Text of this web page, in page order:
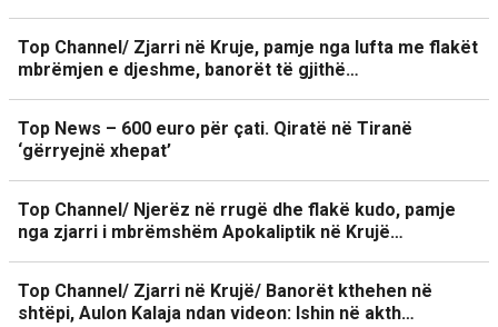
Top Channel/ Zjarri në Kruje, pamje nga lufta me flakët
mbrëmjen e djeshme, banorët të gjithë…
Top News – 600 euro për çati. Qiratë në Tiranë
‘gërryejnë xhepat’
Top Channel/ Njerëz në rrugë dhe flakë kudo, pamje
nga zjarri i mbrëmshëm Apokaliptik në Krujë…
Top Channel/ Zjarri në Krujë/ Banorët kthehen në
shtëpi, Aulon Kalaja ndan videon: Ishin në akth…